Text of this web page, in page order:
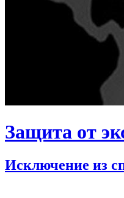
Защита от
Исключение из